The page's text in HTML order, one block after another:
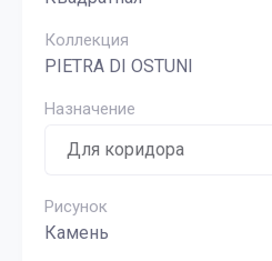
Коллекция
PIETRA DI OSTUNI
Назначение
Рисунок
Камень